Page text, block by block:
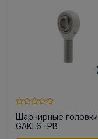
Шарнирные головки
GAKL6 -PB